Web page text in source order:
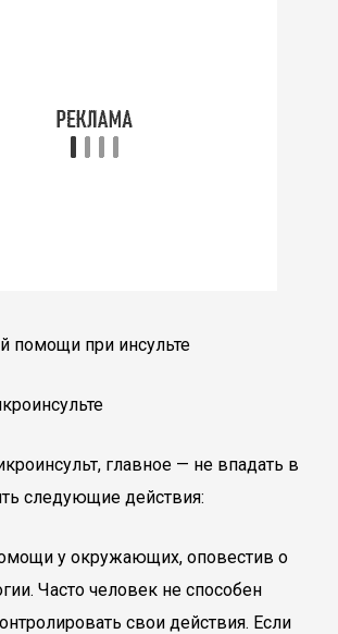
главное — не впадать в
следующие действия:
у окружающих, оповестив о
Часто человек не способен
свои действия. Если